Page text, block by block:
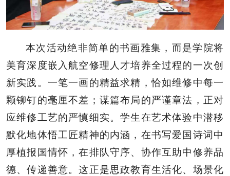
本次活动绝非简单的书画雅集，而是学院将
美育深度嵌入航空修理人才培养全过程的一次创
新实践。一笔一画的精益求精，恰如维修中每一
颗铆钉的毫厘不差；谋篇布局的严谨章法，正对
应维修工艺的严慎细实。学生在艺术体验中潜移
默化地体悟工匠精神的内涵，在书写爱国诗词中
厚植报国情怀，在排队守序、协作互助中修养品
德、传递善意。这正是思政教育生活化、场景化